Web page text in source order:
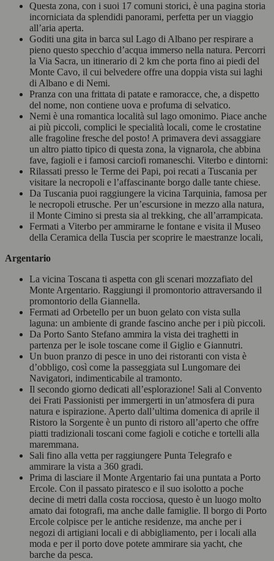
Questa zona, con i suoi 17 comuni storici, è una pagina storia
incorniciata da splendidi panorami, perfetta per un viaggio
all’aria aperta.
Goditi una gita in barca sul Lago di Albano per respirare a
pieno questo specchio d’acqua immerso nella natura. Percorri
la Via Sacra, un itinerario di 2 km che porta fino ai piedi del
Monte Cavo, il cui belvedere offre una doppia vista sui laghi
di Albano e di Nemi.
Pranza con una frittata di patate e ramoracce, che, a dispetto
del nome, non contiene uova e profuma di selvatico.
Nemi è una romantica località sul lago omonimo. Piace anche
ai più piccoli, complici le specialità locali, come le crostatine
alle fragoline fresche del posto! A primavera devi assaggiare
un altro piatto tipico di questa zona, la vignarola, che abbina
fave, fagioli e i famosi carciofi romaneschi. Viterbo e dintorni:
Rilassati presso le Terme dei Papi, poi recati a Tuscania per
visitare la necropoli e l’affascinante borgo dalle tante chiese.
Da Tuscania puoi raggiungere la vicina Tarquinia, famosa per
le necropoli etrusche. Per un’escursione in mezzo alla natura,
il Monte Cimino si presta sia al trekking, che all’arrampicata.
Fermati a Viterbo per ammirarne le fontane e visita il Museo
della Ceramica della Tuscia per scoprire le maestranze locali,
Argentario
La vicina Toscana ti aspetta con gli scenari mozzafiato del
Monte Argentario. Raggiungi il promontorio attraversando il
promontorio della Giannella.
Fermati ad Orbetello per un buon gelato con vista sulla
laguna: un ambiente di grande fascino anche per i più piccoli.
Da Porto Santo Stefano ammira la vista dei traghetti in
partenza per le isole toscane come il Giglio e Giannutri.
Un buon pranzo di pesce in uno dei ristoranti con vista è
d’obbligo, così come la passeggiata sul Lungomare dei
Navigatori, indimenticabile al tramonto.
Il secondo giorno dedicati all’esplorazione! Sali al Convento
dei Frati Passionisti per immergerti in un’atmosfera di pura
natura e ispirazione. Aperto dall’ultima domenica di aprile il
Ristoro la Sorgente è un punto di ristoro all’aperto che offre
piatti tradizionali toscani come fagioli e cotiche e tortelli alla
maremmana.
Sali fino alla vetta per raggiungere Punta Telegrafo e
ammirare la vista a 360 gradi.
Prima di lasciare il Monte Argentario fai una puntata a Porto
Ercole. Con il passato piratesco e il suo isolotto a poche
decine di metri dalla costa rocciosa, questo è un luogo molto
amato dai fotografi, ma anche dalle famiglie. Il borgo di Porto
Ercole colpisce per le antiche residenze, ma anche per i
negozi di artigiani locali e di abbigliamento, per i locali alla
moda e per il porto dove potete ammirare sia yacht, che
barche da pesca.